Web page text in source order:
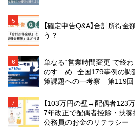
5
【確定申告Q&A】合計所得
う？
6
単なる“営業時間変更”で終
のすゝめ─全国179事例の調
策課題への一考察 第119回
7
【103万円の壁→配偶者123
7年改正で配偶者控除・扶
公務員のお金のリテラシー